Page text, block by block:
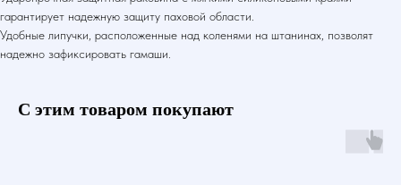
гарантирует надежную защиту паховой области.
Удобные липучки, расположенные над коленями на штанинах, позволят
надежно зафиксировать гамаши.
С этим товаром покупают